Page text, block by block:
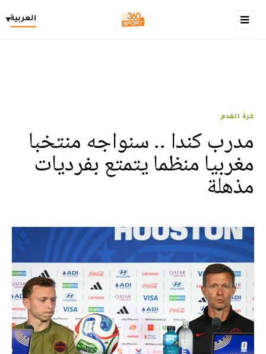
العربية▾
كرة القدم
مدرب كندا .. سنواجه منتخبا
مغربيا منظما يتمتع بفرديات
مذهلة